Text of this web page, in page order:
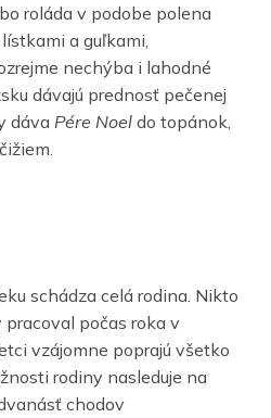
roláda v podobe polena
a guľkami,
nechýba i lahodné
dávajú prednosť pečenej
dáva Pére Noel do topánok,
schádza celá rodina. Nikto
počas roka v
vzájomne poprajú všetko
rodiny nasleduje na
chodov